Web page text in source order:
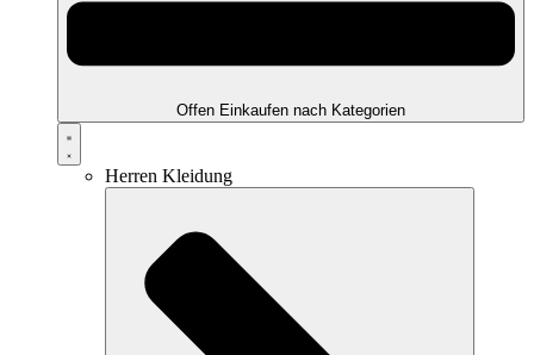
Offen Einkaufen nach Kategorien
Herren Kleidung